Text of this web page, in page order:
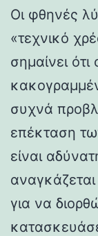
Οι φθηνές
«τεχνικό
σημαίνει
συχνά
επέκταση
είναι
για να